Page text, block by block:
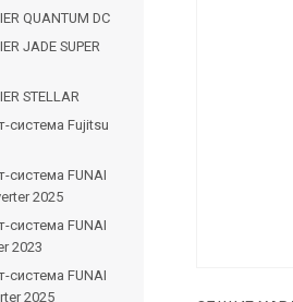
QUANTUM DC
JADE SUPER
STELLAR
система Fujitsu
система FUNAI
2025
система FUNAI
2023
система FUNAI
2025